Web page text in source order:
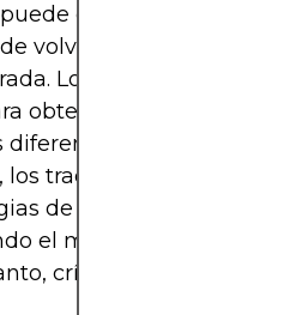
exceder brevemente
volver a entrar en el
Los rangos ajustados
obtener ganancias
diferenciales. Finalmente,
traders que se aferran
de rango pueden sufrir
el mercado está
crítico.